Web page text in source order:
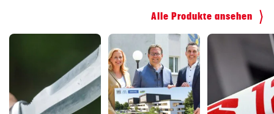
Alle Produkte ansehen